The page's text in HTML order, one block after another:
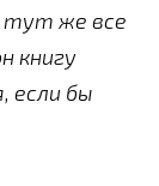
тут же все
книгу
если бы